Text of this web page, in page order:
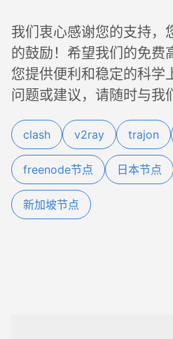
我们衷心感谢您的支持，
的鼓励！希望我们的免费
您提供便利和稳定的科学
问题或建议，请随时与我
clash v2ray trajon
freenode节点 日本节点
新加坡节点